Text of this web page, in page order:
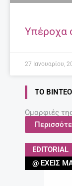
Υπέροχα
27 Ιανουαρίου,
ΤΟ
Ομορφιές
EDITORIAL
@ ΈΧΕΙΣ